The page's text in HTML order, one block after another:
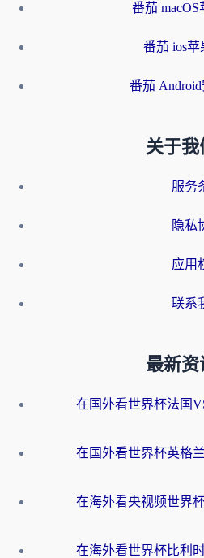
番茄
番茄 ios苹
番茄
关于我
服务
隐私
应用
联系
最新资